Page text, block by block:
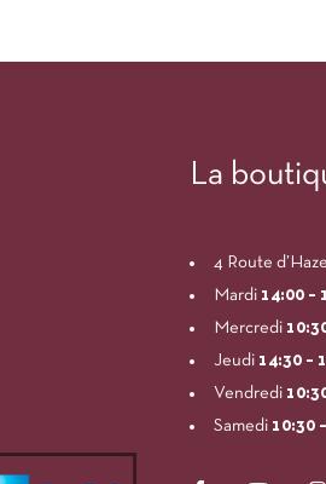
La
4 Route
Mardi 14:00–
Mercredi
Jeudi 14:30 –
Vendredi
Samedi 10:30